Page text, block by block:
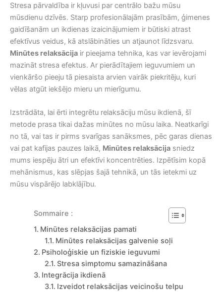
Stresa pārvaldība ir kļuvusi par centrālo bažu mūsu
mūsdienu dzīvēs. Starp profesionālajām prasībām, ģimenes
gaidīšanām un ikdienas izaicinājumiem ir būtiski atrast
efektīvus veidus, kā atslābināties un atjaunot līdzsvaru.
Minūtes relaksācija ir pieejama tehnika, kas var ievērojami
mazināt stresa efektus. Ar pierādītajiem ieguvumiem un
vienkāršo pieeju tā piesaista arvien vairāk piekritēju, kuri
vēlas atgūt iekšējo mieru un mierīgumu.
Izstrādāta, lai ērti integrētu relaksāciju mūsu ikdienā, šī
metode prasa tikai dažas minūtes no mūsu laika. Neatkarīgi
no tā, vai tas ir pirms svarīgas sanāksmes, pēc garas dienas
vai pat kafijas pauzes laikā, Minūtes relaksācija sniedz
mums iespēju ātri un efektīvi koncentrēties. Izpētīsim kopā
mehānismus, kas slēpjas šajā tehnikā, un tās ietekmi uz
mūsu vispārējo labklājību.
Sommaire :
Minūtes relaksācijas pamati
Minūtes relaksācijas galvenie soļi
Psiholoģiskie un fiziskie ieguvumi
Stresa simptomu samazināšana
Integrācija ikdienā
Izveidot relaksācijas veicinošu telpu